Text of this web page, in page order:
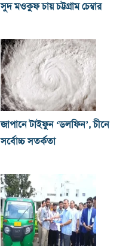
সুদ মওকুফ চায় চট্টগ্রাম চেম্বার
জাপানে টাইফুন ‘ডলফিন’, চীনে
সর্বোচ্চ সতর্কতা